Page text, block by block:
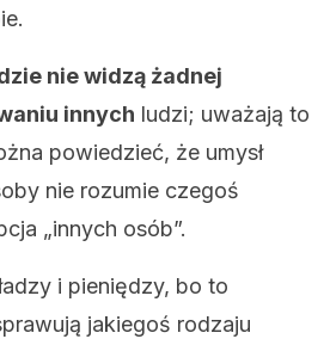
nie widzą żadnej
innych ludzi; uważają to
powiedzieć, że umysł
nie rozumie czegoś
„innych osób”.
i pieniędzy, bo to
jakiegoś rodzaju